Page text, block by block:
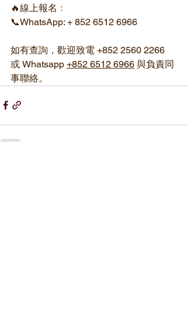
🔥線上報名﹕
📞WhatsApp: + 852 6512 6966
如有查詢 ，歡迎致電 +852 2560 2266
或 Whatsapp +852 6512 6966 與負責同
事聯絡。